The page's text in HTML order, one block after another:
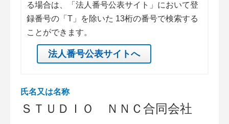
る場合は、「法人番号公表サイト」において登
録番号の「T」を除いた 13桁の番号で検索する
ことができます。
法人番号公表サイトへ
氏名又は名称
ＳＴＵＤＩＯ ＮＮＣ合同会社